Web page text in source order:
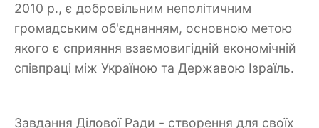
2010 р., є добровільним неполітичним
громадським об'єднанням, основною метою
якого є сприяння взаємовигідній економічній
співпраці між Україною та Державою Ізраїль.
Завдання Ділової Ради - створення для своїх